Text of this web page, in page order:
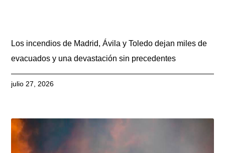
Los incendios de Madrid, Ávila y Toledo dejan miles de
evacuados y una devastación sin precedentes
julio 27, 2026